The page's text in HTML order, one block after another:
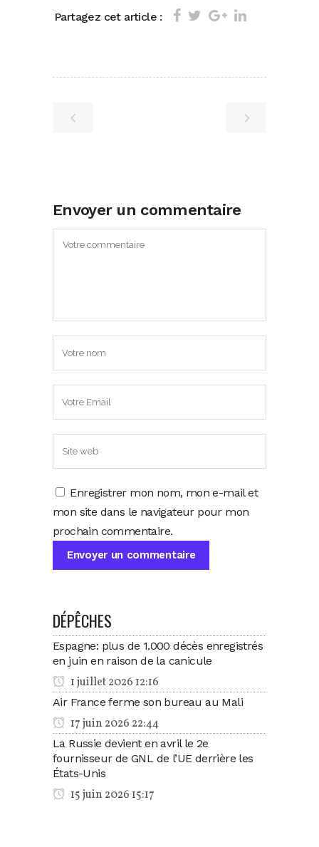
Partagez cet article :
Envoyer un commentaire
Enregistrer mon nom, mon e-mail et
mon site dans le navigateur pour mon
prochain commentaire.
DÉPÊCHES
Espagne: plus de 1.000 décès enregistrés
en juin en raison de la canicule
1 juillet 2026 12:16
Air France ferme son bureau au Mali
17 juin 2026 22:44
La Russie devient en avril le 2e
fournisseur de GNL de l’UE derrière les
États-Unis
15 juin 2026 15:17